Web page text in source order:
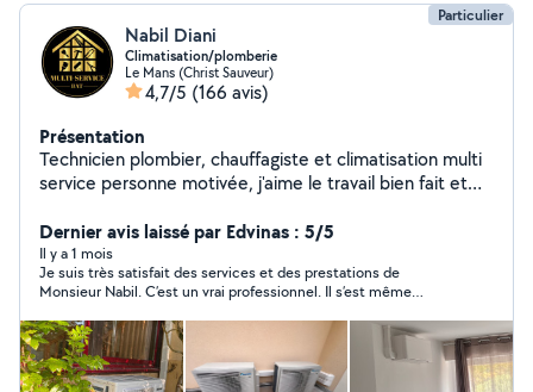
Particulier
Nabil Diani
Climatisation/plomberie
Le Mans (Christ Sauveur)
4,7/5 (166 avis)
Présentation
Technicien plombier, chauffagiste et climatisation multi
service personne motivée, j'aime le travail bien fait et
générale : plomberie, chauffage, Clim, électricité, sols,
tapisserie et peinture etc... Je suis bien équipé avec
des bon matériel
Dernier avis laissé par Edvinas : 5/5
Il y a 1 mois
Je suis très satisfait des services et des prestations de
Monsieur Nabil. C’est un vrai professionnel. Il s’est même
climatisation. En plus d’être très compétent, il est très gentil,
prend le temps d’expliquer chaque étape clairement et répond
à toutes les questions avec beaucoup de patience et de
sympathie. Je le recommande sans hésitation.